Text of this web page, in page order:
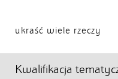
ukraść wiele rzeczy
Kwalifikacja